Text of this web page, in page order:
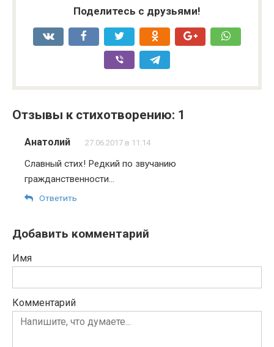
Поделитесь с друзьями!
Отзывы к стихотворению: 1
Анатолий 27.06.2017 в 11:14
Славный стих! Редкий по звучанию
гражданственности…
Ответить
Добавить комментарий
Имя
Комментарий